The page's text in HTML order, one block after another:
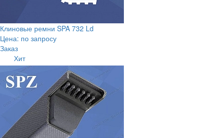
Клиновые ремни SPA 732 Ld
Цена: по запросу
Заказ
Хит